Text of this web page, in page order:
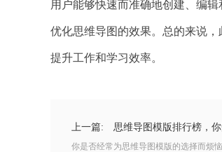
用户能够快速而准确地创建、编
优化思维导图的效果。总的来说
提升工作和学习效率。
上一篇: 思维导图模版排行榜，
你是否经常为思维导图模版的选择而烦